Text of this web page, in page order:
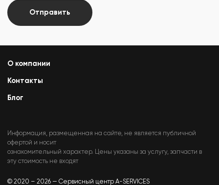
Отправить
О компании
Контакты
Блог
Информация, размещенная на сайте, не является публичной
офертой и носит
ознакомительный характер. Цены указаны за услугу, запчасти в
эту стоимость не входят
© 2020 – 2026 — Сервисный центр A-SERVICES